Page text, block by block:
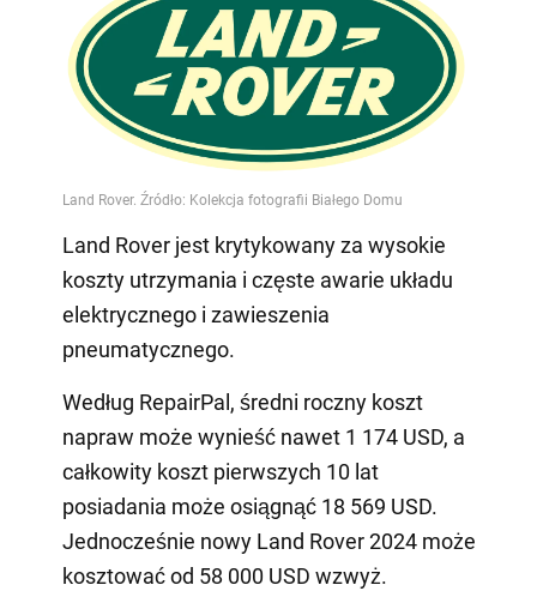
Land Rover jest krytykowany za wysokie
koszty utrzymania i częste awarie układu
elektrycznego i zawieszenia
pneumatycznego.
Według RepairPal, średni roczny koszt
napraw może wynieść nawet 1 174 USD, a
całkowity koszt pierwszych 10 lat
posiadania może osiągnąć 18 569 USD.
Jednocześnie nowy Land Rover 2024 może
kosztować od 58 000 USD wzwyż.